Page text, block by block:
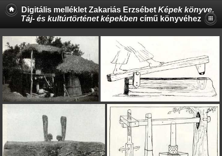
Digitális melléklet Zakariás Erzsébet Képek könyve.
Táj- és kultúrtörténet képekben című könyvéhez